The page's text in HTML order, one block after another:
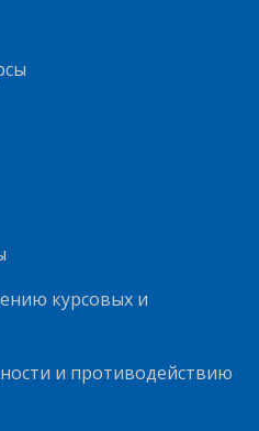
курсовых и
и противодействию